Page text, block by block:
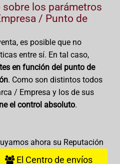
los parámetros
/ Punto de
es posible que no
entre sí. En tal caso,
en función del punto de
. Como son distintos todos
/ Empresa y los de sus
el control absoluto.
ahora su Reputación
El Centro de envíos